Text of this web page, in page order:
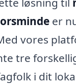
er
vores
tre
i dit